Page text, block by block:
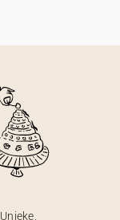
Unieke,